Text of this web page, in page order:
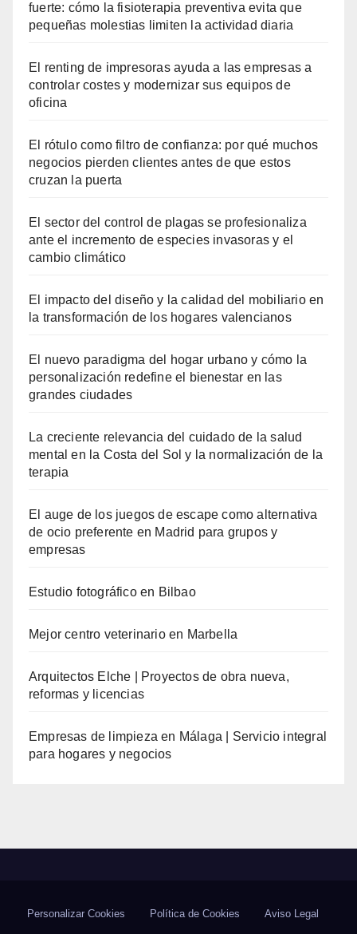
fuerte: cómo la fisioterapia preventiva evita que
pequeñas molestias limiten la actividad diaria
El renting de impresoras ayuda a las empresas a
controlar costes y modernizar sus equipos de
oficina
El rótulo como filtro de confianza: por qué muchos
negocios pierden clientes antes de que estos
cruzan la puerta
El sector del control de plagas se profesionaliza
ante el incremento de especies invasoras y el
cambio climático
El impacto del diseño y la calidad del mobiliario en
la transformación de los hogares valencianos
El nuevo paradigma del hogar urbano y cómo la
personalización redefine el bienestar en las
grandes ciudades
La creciente relevancia del cuidado de la salud
mental en la Costa del Sol y la normalización de la
terapia
El auge de los juegos de escape como alternativa
de ocio preferente en Madrid para grupos y
empresas
Estudio fotográfico en Bilbao
Mejor centro veterinario en Marbella
Arquitectos Elche | Proyectos de obra nueva,
reformas y licencias
Empresas de limpieza en Málaga | Servicio integral
para hogares y negocios
Personalizar Cookies Política de Cookies Aviso Legal